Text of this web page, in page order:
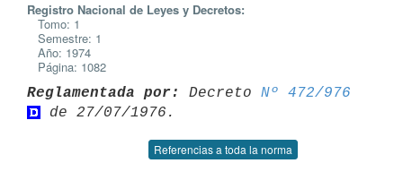
Registro Nacional de Leyes y Decretos:
Tomo: 1
Semestre: 1
Año: 1974
Página: 1082
Reglamentada por: Decreto Nº 472/976
Referencias a toda la norma